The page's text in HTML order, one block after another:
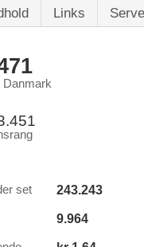
Links
Danmark
set 243.243
9.964